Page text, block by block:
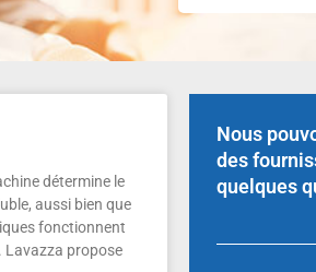
détermine le
aussi bien que
fonctionnent
Lavazza propose
Nous
des
quelques